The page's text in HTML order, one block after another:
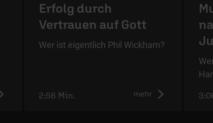
Erfolg durch
Vertrauen auf Gott
Wer ist eigentlich Phil Wickham?
mehr
2:56 Min.